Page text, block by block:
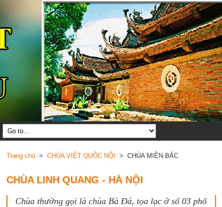
Trang chủ> CHÙA VIỆT QUỐC NỘI > CHÙA MIỀN BẮC
CHÙA LINH QUANG - HÀ NỘI
Chùa thường gọi là chùa Bà Đá, tọa lạc ở số 03 phố